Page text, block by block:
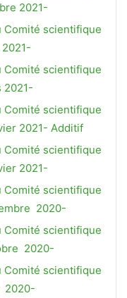
2021-
Comité scientifique
Comité scientifique
2021-
Comité scientifique
2021- Additif
Comité scientifique
2021-
Comité scientifique
2020-
Comité scientifique
2020-
Comité scientifique
2020-